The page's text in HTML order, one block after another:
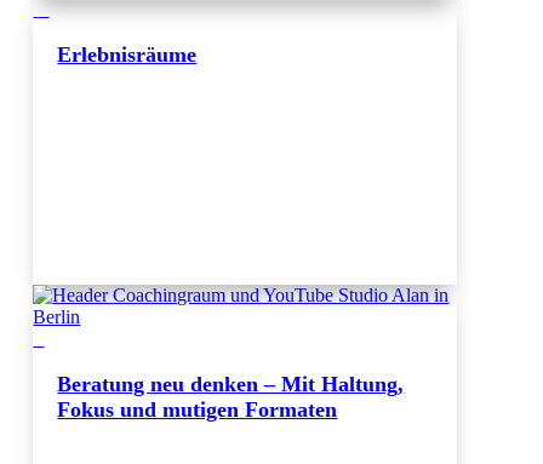
Erlebnisräume
Beratung neu denken – Mit Haltung,
Fokus und mutigen Formaten